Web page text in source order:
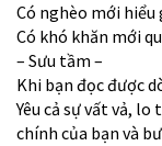
Có nghèo mới hiểu
Có khó khăn mới
– Sưu tầm –
Khi bạn đọc được
Yêu cả sự vất vả, lo
chính của bạn và